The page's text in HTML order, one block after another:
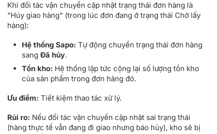
Khi đối tác vận chuyển cập nhật trạng thái đơn hàng là
"Hủy giao hàng" (trong lúc đơn đang ở trạng thái Chờ lấy
hàng):
Hệ thống Sapo: Tự động chuyển trạng thái đơn hàng
sang Đã hủy.
Tồn kho: Hệ thống lập tức cộng lại số lượng tồn kho
của sản phẩm trong đơn hàng đó.
Ưu điểm: Tiết kiệm thao tác xử lý.
Rủi ro: Nếu đối tác vận chuyển cập nhật sai trạng thái
(hàng thực tế vẫn đang đi giao nhưng báo hủy), kho sẽ bị